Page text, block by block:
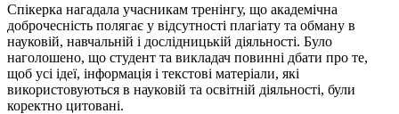
Спікерка нагадала учасникам тренінгу, що академічна
доброчесність полягає у відсутності плагіату та обману в
науковій, навчальній і дослідницькій діяльності. Було
наголошено, що студент та викладач повинні дбати про те,
щоб усі ідеї, інформація і текстові матеріали, які
використовуються в науковій та освітній діяльності, були
коректно цитовані.